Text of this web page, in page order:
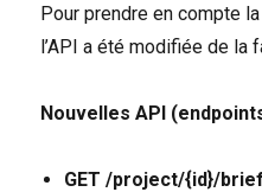
Pour prendre en compte
l’API a été modifiée de la
Nouvelles API
GET /project/{id}/brief